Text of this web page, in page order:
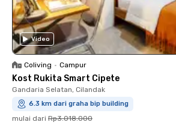
Video
Coliving • Campur
Kost Rukita Smart Cipete
Gandaria Selatan, Cilandak
6.3 km dari graha bip building
mulai dari Rp3.018.000